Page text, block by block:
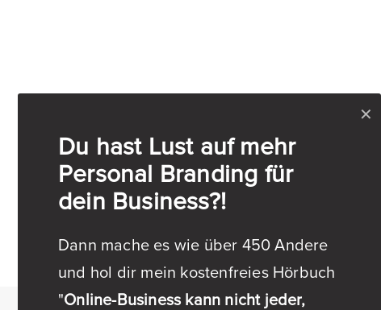
✕
Du hast Lust auf mehr
Personal Branding für
dein Business?!
Dann mache es wie über 450 Andere
und hol dir mein kostenfreies Hörbuch
"Online-Business kann nicht jeder,